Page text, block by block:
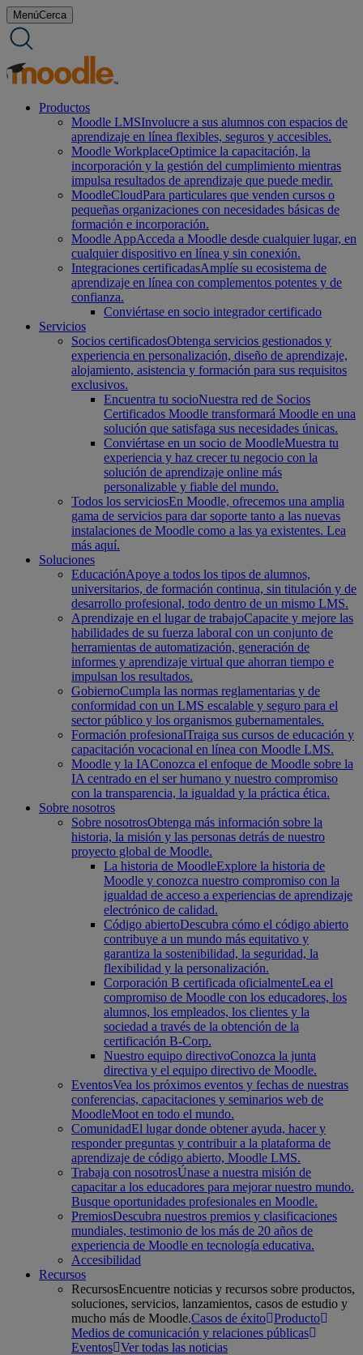
saltar
al
contenido
MenúCerca
Productos
Moodle LMSInvolucre a sus alumnos con espacios de
aprendizaje en línea flexibles, seguros y accesibles.
Moodle WorkplaceOptimice la capacitación, la
incorporación y la gestión del cumplimiento mientras
impulsa resultados de aprendizaje que puede medir.
MoodleCloudPara particulares que venden cursos o
pequeñas organizaciones con necesidades básicas de
formación e incorporación.
Moodle AppAcceda a Moodle desde cualquier lugar, en
cualquier dispositivo en línea y sin conexión.
Integraciones certificadasAmplíe su ecosistema de
aprendizaje en línea con complementos potentes y de
confianza.
Conviértase en socio integrador certificado
Servicios
Socios certificadosObtenga servicios gestionados y
experiencia en personalización, diseño de aprendizaje,
alojamiento, asistencia y formación para sus requisitos
exclusivos.
Encuentra tu socioNuestra red de Socios
Certificados Moodle transformará Moodle en una
solución que satisfaga sus necesidades únicas.
Conviértase en un socio de MoodleMuestra tu
experiencia y haz crecer tu negocio con la
solución de aprendizaje online más
personalizable y fiable del mundo.
Todos los serviciosEn Moodle, ofrecemos una amplia
gama de servicios para dar soporte tanto a las nuevas
instalaciones de Moodle como a las ya existentes. Lea
más aquí.
Soluciones
EducaciónApoye a todos los tipos de alumnos,
universitarios, de formación continua, sin titulación y de
desarrollo profesional, todo dentro de un mismo LMS.
Aprendizaje en el lugar de trabajoCapacite y mejore las
habilidades de su fuerza laboral con un conjunto de
herramientas de automatización, generación de
informes y aprendizaje virtual que ahorran tiempo e
impulsan los resultados.
GobiernoCumpla las normas reglamentarias y de
conformidad con un LMS escalable y seguro para el
sector público y los organismos gubernamentales.
Formación profesionalTraiga sus cursos de educación y
capacitación vocacional en línea con Moodle LMS.
Moodle y la IAConozca el enfoque de Moodle sobre la
IA centrado en el ser humano y nuestro compromiso
con la transparencia, la igualdad y la práctica ética.
Sobre nosotros
Sobre nosotrosObtenga más información sobre la
historia, la misión y las personas detrás de nuestro
proyecto global de Moodle.
La historia de MoodleExplore la historia de
Moodle y conozca nuestro compromiso con la
igualdad de acceso a experiencias de aprendizaje
electrónico de calidad.
Código abiertoDescubra cómo el código abierto
contribuye a un mundo más equitativo y
garantiza la sostenibilidad, la seguridad, la
flexibilidad y la personalización.
Corporación B certificada oficialmenteLea el
compromiso de Moodle con los educadores, los
alumnos, los empleados, los clientes y la
sociedad a través de la obtención de la
certificación B-Corp.
Nuestro equipo directivoConozca la junta
directiva y el equipo directivo de Moodle.
EventosVea los próximos eventos y fechas de nuestras
conferencias, capacitaciones y seminarios web de
MoodleMoot en todo el mundo.
ComunidadEl lugar donde obtener ayuda, hacer y
responder preguntas y contribuir a la plataforma de
aprendizaje de código abierto, Moodle LMS.
Trabaja con nosotrosÚnase a nuestra misión de
capacitar a los educadores para mejorar nuestro mundo.
Busque oportunidades profesionales en Moodle.
PremiosDescubra nuestros premios y clasificaciones
mundiales, testimonio de los más de 20 años de
experiencia de Moodle en tecnología educativa.
Accesibilidad
Recursos
RecursosEncuentre noticias y recursos sobre productos,
soluciones, servicios, lanzamientos, casos de estudio y
mucho más de Moodle.Casos de éxito Producto
Medios de comunicación y relaciones públicas
Eventos Ver todas las noticias